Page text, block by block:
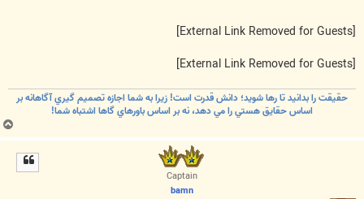
حقيقت را بدانيد تا رها شويد؛ دانش قدرت است! زيرا به شما اجازه تصميم گيري آگاهانه بر
اساس حقايق هستي را مي دهد، نه بر اساس باورهاي گاها اشتباه شما!
ب
ا
Captain
bamn